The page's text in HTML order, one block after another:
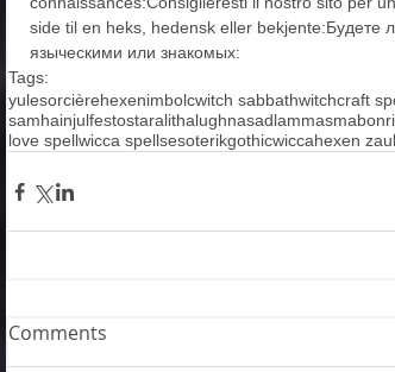
side til en heks, hedensk eller bekjente:Будете
языческими или знакомых:
Tags:
yulesorcièrehexenimbolcwitch sabbathwitchcraft
samhainjulfestostaralithalughnasadlammasmabon
love spellwicca spellsesoterikgothicwiccahexen
Comments